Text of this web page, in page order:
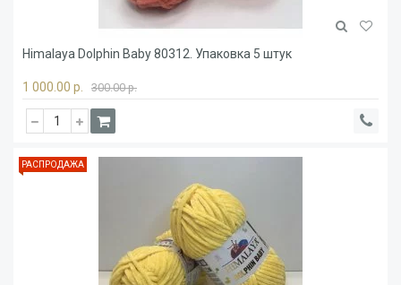
Himalaya Dolphin Baby 80312. Упаковка 5 штук
1 000.00 р. 300.00 р.
РАСПРОДАЖА